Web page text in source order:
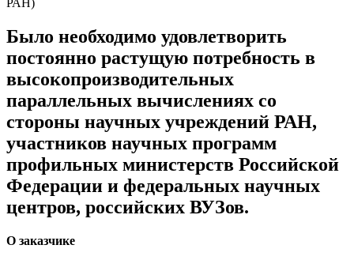
Было необходимо удовлетворить
постоянно растущую потребность в
высокопроизводительных
параллельных вычислениях со
стороны научных учреждений РАН,
участников научных программ
профильных министерств Российской
Федерации и федеральных научных
центров, российских ВУЗов.
О заказчике